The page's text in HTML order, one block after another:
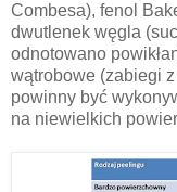
Combesa), fenol
dwutlenek węgla
odnotowano
wątrobowe (zabiegi
powinny być
na niewielkich